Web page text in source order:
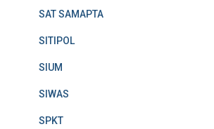
SAT SAMAPTA
SITIPOL
SIUM
SIWAS
SPKT